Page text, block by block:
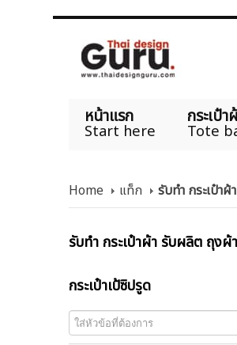
หน้าแรก
Start here
กระเป๋
Tote
Home แท็ก รับทำ กระเป๋า
รับทำ กระเป๋าผ้า รับผลิต ถุง
กระเป๋าเป้ซิปรูด
ใส่หัวข้อที่ต้องการ